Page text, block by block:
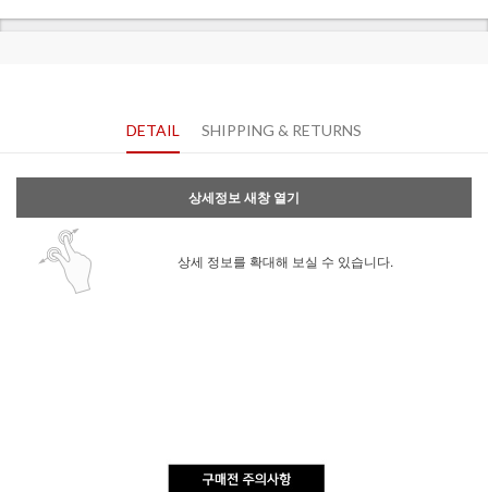
DETAIL SHIPPING & RETURNS
상세정보 새창 열기
상세 정보를 확대해 보실 수 있습니다.